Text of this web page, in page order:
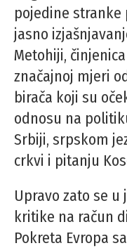
pojedine stranke
jasno
Metohiji,
značajnoj mjeri
birača koji su
odnosu na
Srbiji, srpskom
crkvi i pitanju
Upravo zato se u
kritike na račun
Pokreta Evropa